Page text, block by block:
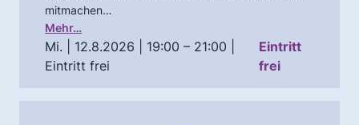
mitmachen…
Mehr…
Mi. | 12.8.2026 | 19:00 – 21:00
Eintritt frei
Eintritt
frei